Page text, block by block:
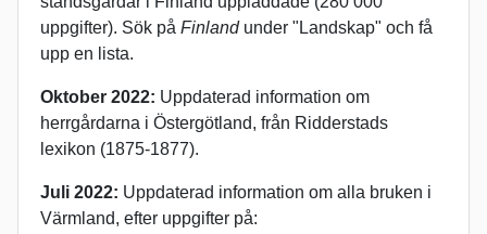
uppgifter). Sök på Finlandunder "Landskap" och få
upp en lista.
Oktober 2022: Uppdaterad information om
herrgårdarna i Östergötland, från Ridderstads
lexikon (1875-1877).
Juli 2022: Uppdaterad information om alla bruken i
Värmland, efter uppgifter på: